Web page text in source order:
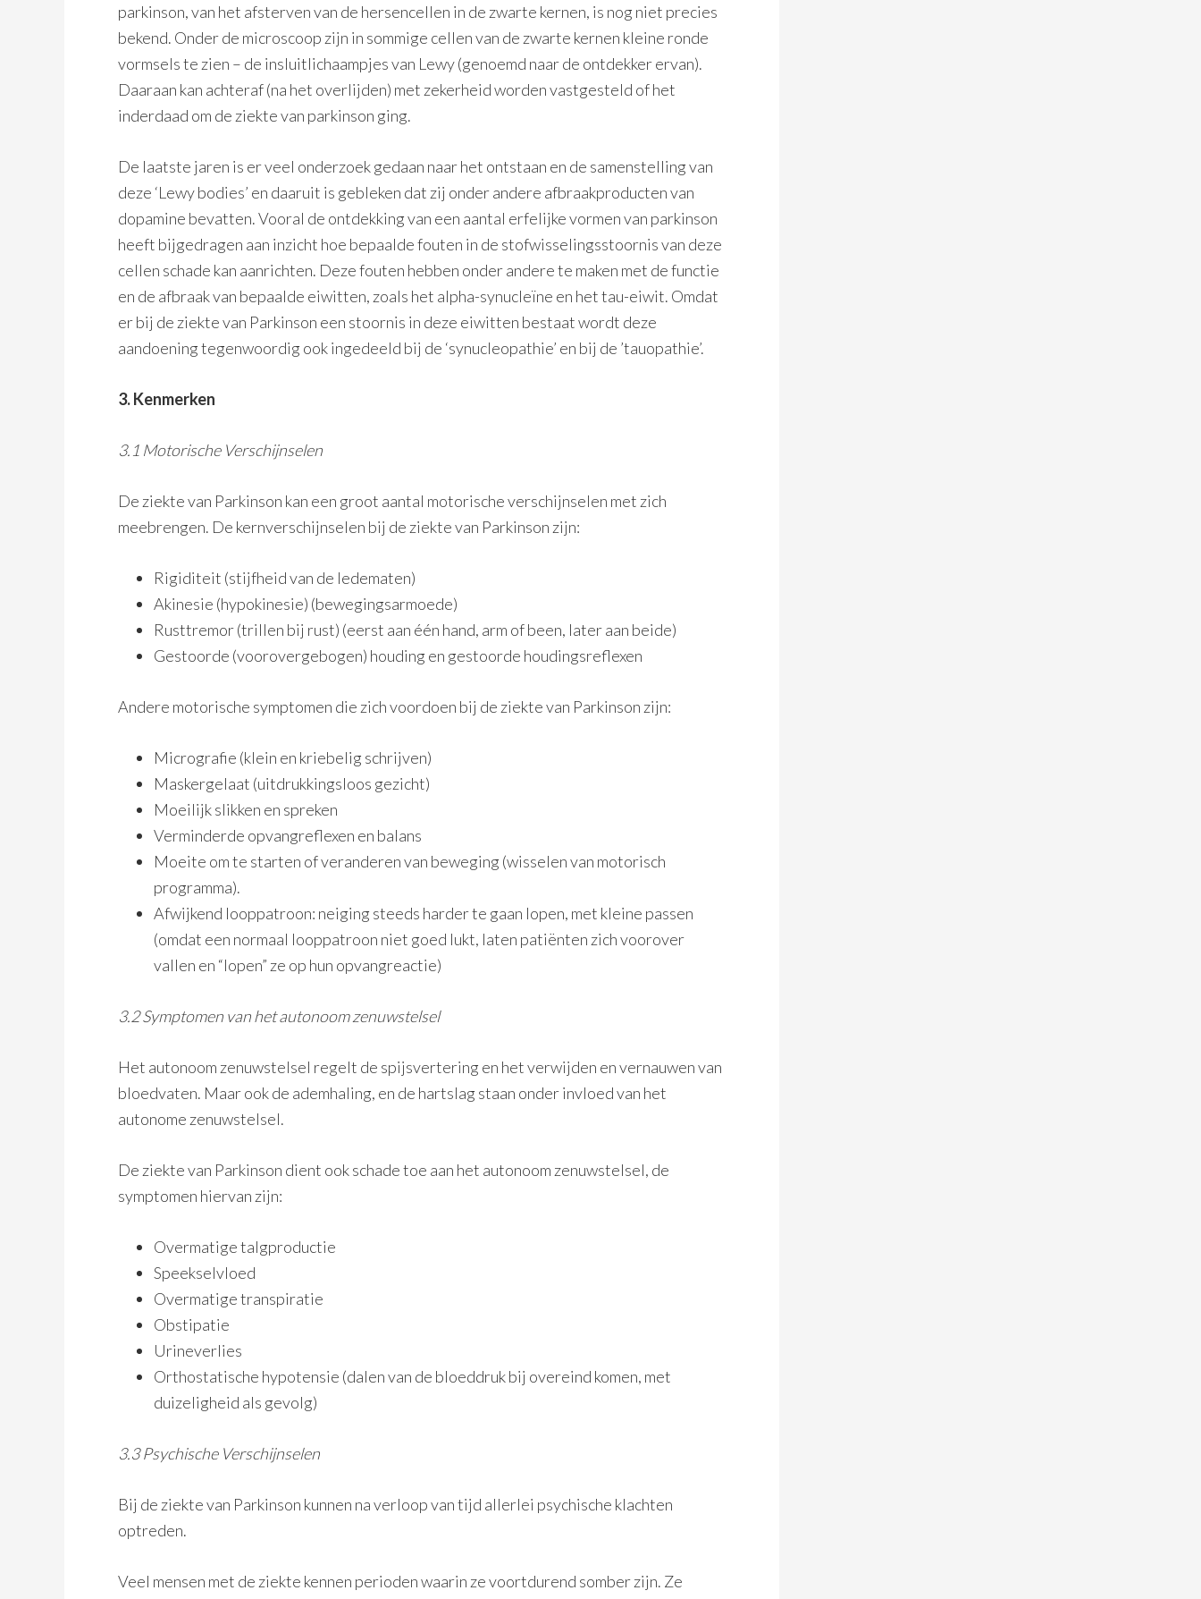
parkinson, van het afsterven van de hersencellen in de zwarte kernen, is nog niet precies
bekend. Onder de microscoop zijn in sommige cellen van de zwarte kernen kleine ronde
vormsels te zien – de insluitlichaampjes van Lewy (genoemd naar de ontdekker ervan).
Daaraan kan achteraf (na het overlijden) met zekerheid worden vastgesteld of het
inderdaad om de ziekte van parkinson ging.
De laatste jaren is er veel onderzoek gedaan naar het ontstaan en de samenstelling van
deze ‘Lewy bodies’ en daaruit is gebleken dat zij onder andere afbraakproducten van
dopamine bevatten. Vooral de ontdekking van een aantal erfelijke vormen van parkinson
heeft bijgedragen aan inzicht hoe bepaalde fouten in de stofwisselingsstoornis van deze
cellen schade kan aanrichten. Deze fouten hebben onder andere te maken met de functie
en de afbraak van bepaalde eiwitten, zoals het alpha-synucleïne en het tau-eiwit. Omdat
er bij de ziekte van Parkinson een stoornis in deze eiwitten bestaat wordt deze
aandoening tegenwoordig ook ingedeeld bij de ‘synucleopathie’ en bij de ’tauopathie’.
3. Kenmerken
3.1 Motorische Verschijnselen
De ziekte van Parkinson kan een groot aantal motorische verschijnselen met zich
meebrengen. De kernverschijnselen bij de ziekte van Parkinson zijn:
Rigiditeit (stijfheid van de ledematen)
Akinesie (hypokinesie) (bewegingsarmoede)
Rusttremor (trillen bij rust) (eerst aan één hand, arm of been, later aan beide)
Gestoorde (voorovergebogen) houding en gestoorde houdingsreflexen
Andere motorische symptomen die zich voordoen bij de ziekte van Parkinson zijn:
Micrografie (klein en kriebelig schrijven)
Maskergelaat (uitdrukkingsloos gezicht)
Moeilijk slikken en spreken
Verminderde opvangreflexen en balans
Moeite om te starten of veranderen van beweging (wisselen van motorisch
programma).
Afwijkend looppatroon: neiging steeds harder te gaan lopen, met kleine passen
(omdat een normaal looppatroon niet goed lukt, laten patiënten zich voorover
vallen en “lopen” ze op hun opvangreactie)
3.2 Symptomen van het autonoom zenuwstelsel
Het autonoom zenuwstelsel regelt de spijsvertering en het verwijden en vernauwen van
bloedvaten. Maar ook de ademhaling, en de hartslag staan onder invloed van het
autonome zenuwstelsel.
De ziekte van Parkinson dient ook schade toe aan het autonoom zenuwstelsel, de
symptomen hiervan zijn:
Overmatige talgproductie
Speekselvloed
Overmatige transpiratie
Obstipatie
Urineverlies
Orthostatische hypotensie (dalen van de bloeddruk bij overeind komen, met
duizeligheid als gevolg)
3.3 Psychische Verschijnselen
Bij de ziekte van Parkinson kunnen na verloop van tijd allerlei psychische klachten
optreden.
Veel mensen met de ziekte kennen perioden waarin ze voortdurend somber zijn. Ze